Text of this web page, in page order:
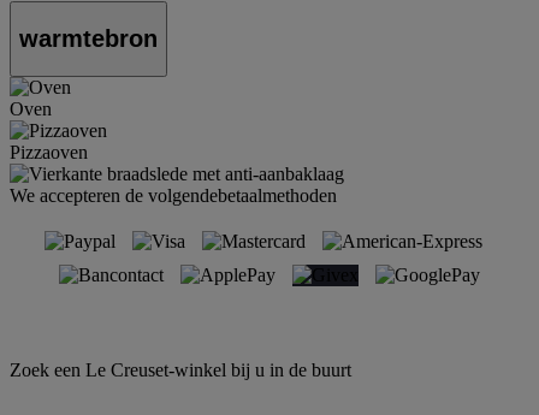
warmtebron
Oven
Pizzaoven
We accepteren de volgendebetaalmethoden
Zoek een Le Creuset-winkel bij u in de buurt